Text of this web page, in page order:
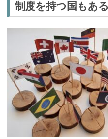
制度を持つ国もある